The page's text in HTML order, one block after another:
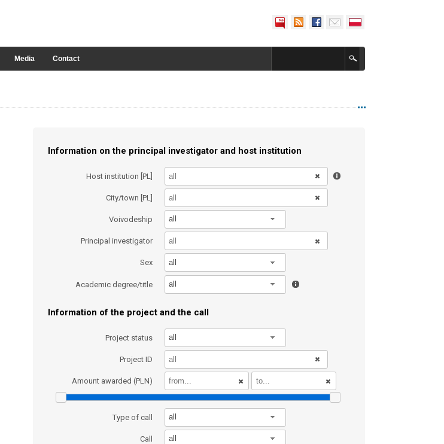
Media Contact
Information on the principal investigator and host institution
Host institution [PL]
City/town [PL]
Voivodeship all
Principal investigator
Sex all
Academic degree/title all
Information of the project and the call
Project status all
Project ID
Amount awarded (PLN)
Type of call all
Call all